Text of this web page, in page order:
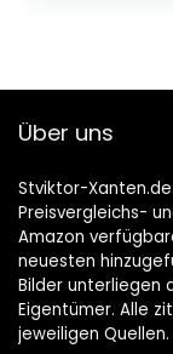
Über uns
Stviktor-
Preisvergleichs-
Amazon
neuesten
Bilder unterliegen
Eigentümer. Alle
jeweiligen Quellen.